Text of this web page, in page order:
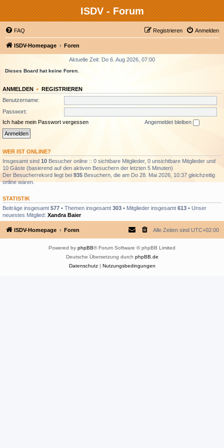
ISDV - Forum
FAQ Anmelden
Registrieren
ISDV-Homepage Foren
Aktuelle Zeit: Do 6. Aug 2026, 07:00
Dieses Board hat keine Foren.
ANMELDEN • REGISTRIEREN
Benutzername:
Passwort:
Ich habe mein Passwort vergessen
Angemeldet bleiben
WER IST ONLINE?
Insgesamt sind 10 Besucher online :: 0 sichtbare Mitglieder, 0 unsichtbare Mitglieder und
10 Gäste (basierend auf den aktiven Besuchern der letzten 5 Minuten)
Der Besucherrekord liegt bei 935 Besuchern, die am Do 28. Mai 2026, 10:37 gleichzeitig
online waren.
STATISTIK
Beiträge insgesamt 577 • Themen insgesamt 303 • Mitglieder insgesamt 613 • Unser
neuestes Mitglied: Xandra Baier
ISDV-Homepage Foren Alle Zeiten sind UTC+02:00
Powered by phpBB® Forum Software © phpBB Limited
Deutsche Übersetzung durch phpBB.de
Datenschutz| Nutzungsbedingungen